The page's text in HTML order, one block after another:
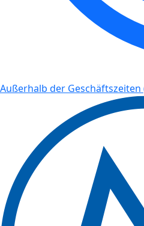
Außerhalb der Geschäftszeiten